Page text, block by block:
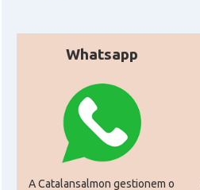
Whatsapp
A Catalansalmon gestionem o